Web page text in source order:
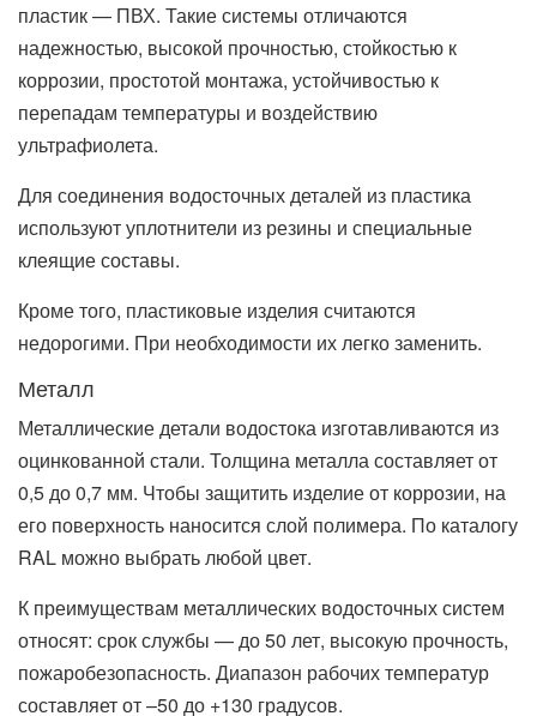
пластик — ПВХ. Такие системы отличаются
надежностью, высокой прочностью, стойкостью к
коррозии, простотой монтажа, устойчивостью к
перепадам температуры и воздействию
ультрафиолета.
Для соединения водосточных деталей из пластика
используют уплотнители из резины и специальные
клеящие составы.
Кроме того, пластиковые изделия считаются
недорогими. При необходимости их легко заменить.
Металл
Металлические детали водостока изготавливаются из
оцинкованной стали. Толщина металла составляет от
0,5 до 0,7 мм. Чтобы защитить изделие от коррозии, на
его поверхность наносится слой полимера. По каталогу
RAL можно выбрать любой цвет.
К преимуществам металлических водосточных систем
относят: срок службы — до 50 лет, высокую прочность,
пожаробезопасность. Диапазон рабочих температур
составляет от –50 до +130 градусов.